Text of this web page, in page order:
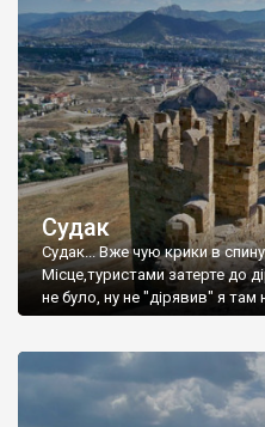
Судак
Судак... Вже чую крики в
Місце,туристами затерте до
не було, ну не "дірявив" я там